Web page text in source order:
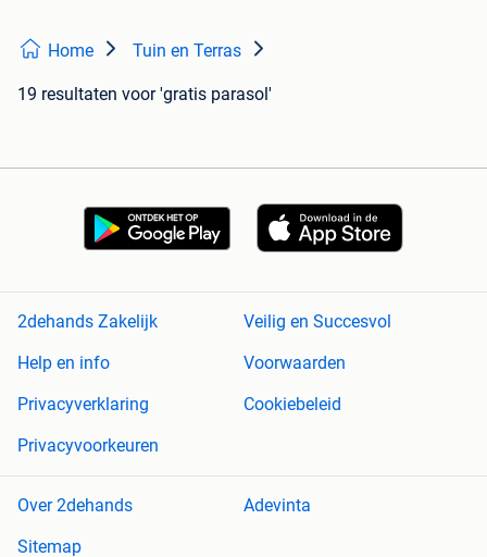
Home Tuin en Terras
19 resultaten voor 'gratis parasol'
2dehands Zakelijk
Veilig en Succesvol
Help en info
Voorwaarden
Privacyverklaring
Cookiebeleid
Privacyvoorkeuren
Over 2dehands
Adevinta
Sitemap